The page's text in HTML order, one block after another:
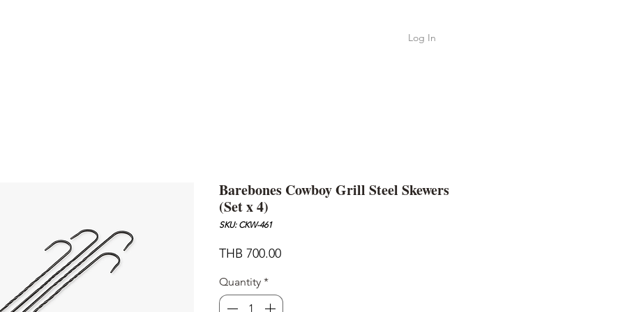
Log In
Barebones Cowboy Grill Steel Skewers
(Set x 4)
SKU: CKW-461
THB 700.00Price
Quantity *